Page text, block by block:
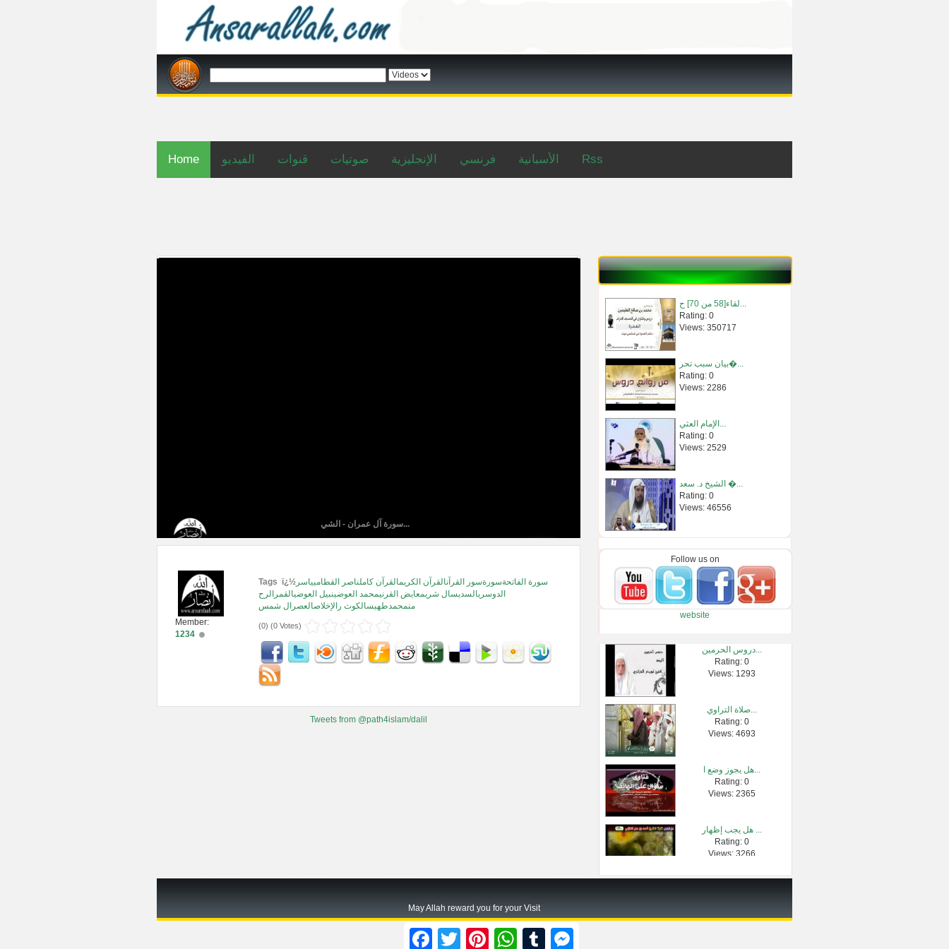
Home الفيديو قنوات صوتيات الإنجليزية فرنسي الأسبانية Rss
سورة آل عمران - الشي...
Member:
1234
Tags ï¿½ سورة الفاتحةسورةسور القرآنالقرآن الكريمالقرآن كاملناصر القطاميياسر
الدوسريالسديسال شريمعايض القرنيمحمد العوضينبيل العوضيالقمرالرح
منمحمدطهيسالكوث رالإخلاصالعصرال شمس
(0) (0 Votes)
Tweets from @path4islam/dalil
لقاء[58 من 70] ح...
Rating: 0
Views: 350717
بيان سبب تحر�...
Rating: 0
Views: 2286
الإمام العثي...
Rating: 0
Views: 2529
الشيخ د. سعد �...
Rating: 0
Views: 46556
Rating: 0
Views: 142299
ما جاء من الع...
Rating: 0
هل أذكر من عط...
Rating: 0
كيف يقوي الع�...
Rating: 0
قصة عمر بن عب...
Rating: 0
مقطع مؤثر عن ...
Rating: 0
Follow us on
website
دروس الحرمين...
Rating: 0
Views: 1293
صلاة التراوي...
Rating: 0
Views: 4693
هل يجوز وضع ا...
Rating: 0
Views: 2365
هل يجب إظهار ...
Rating: 0
Views: 3266
May Allah reward you for your Visit
FacebookTwitter Pinterest WhatsAppTumblr